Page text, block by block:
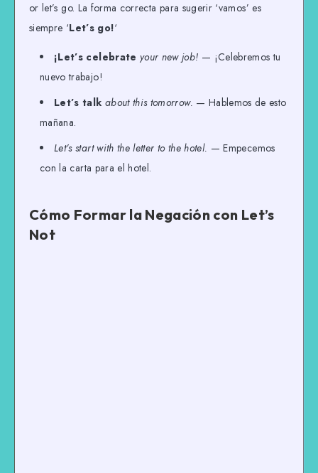
or let’s go. La forma correcta para sugerir ‘vamos’ es
siempre ‘Let’s go!‘
¡Let’s celebrate your new job! — ¡Celebremos tu
nuevo trabajo!
Let’s talk about this tomorrow. — Hablemos de esto
mañana.
Let’s start with the letter to the hotel. — Empecemos
con la carta para el hotel.
Cómo Formar la Negación con Let’s
Not